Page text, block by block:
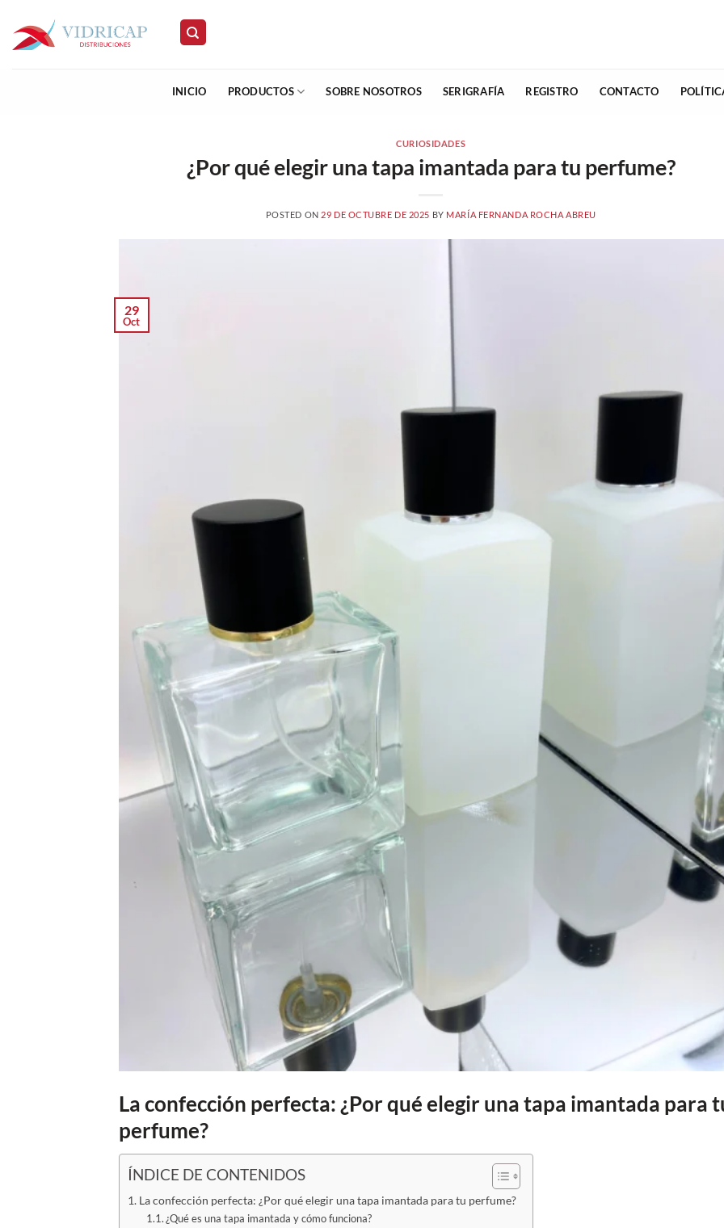
contenido
INICIO PRODUCTOS SOBRE NOSOTROS SERIGRAFÍA REGISTRO CONTACTO
CURIOSIDADES
¿Por qué elegir una tapa imantada para tu perfume?
POSTED ON 29 DE OCTUBRE DE 2025 BY MARÍA FERNANDA ROCHA ABREU
29
Oct
La confección perfecta: ¿Por qué elegir una tapa imantada para
perfume?
ÍNDICE DE CONTENIDOS
La confección perfecta: ¿Por qué elegir una tapa imantada para tu perfume?
¿Qué es una tapa imantada y cómo funciona?